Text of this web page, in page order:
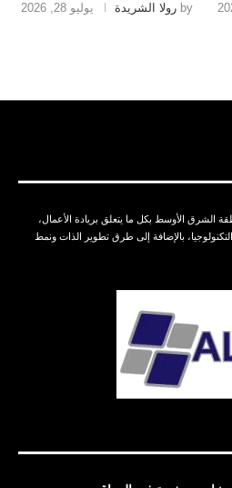
by رولا الشريدة يوليو 28, 2026
الأوسط بكل ما يتعلق بريادة الأعمال،
بالإضافة إلى طرق تطوير الذات ونمط